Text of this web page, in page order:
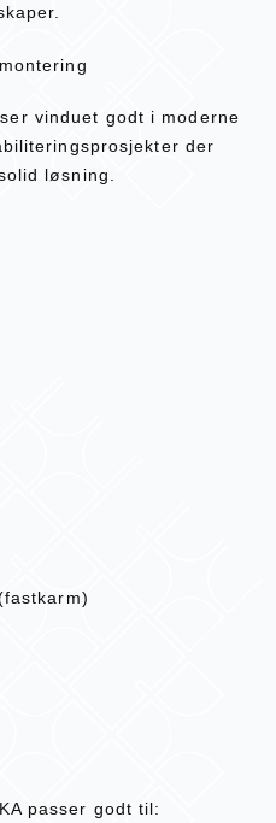
vinduet godt i moderne
der
løsning.
passer godt til: